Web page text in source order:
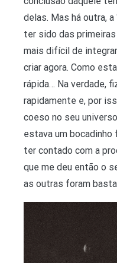
delas. Mas há outra,
ter sido das
mais difícil de
criar agora. Como
rápida… Na verdade,
rapidamente e, por
coeso no seu
estava um bocadinho
ter contado com a
que me deu então o
as outras foram